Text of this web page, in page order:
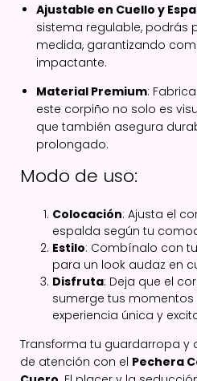
Ajustable en Cuello y
sistema regulable, podrás
medida, garantizando
impactante.
Material Premium:
este corpiño no solo es
que también asegura
prolongado.
Modo de uso:
Colocación: Ajusta el
espalda según tu
Estilo: Combínalo con
para un look audaz en
Disfruta: Deja que el
sumerge tus
experiencia única y
Transforma tu guardarropa y
de atención con el Pechera